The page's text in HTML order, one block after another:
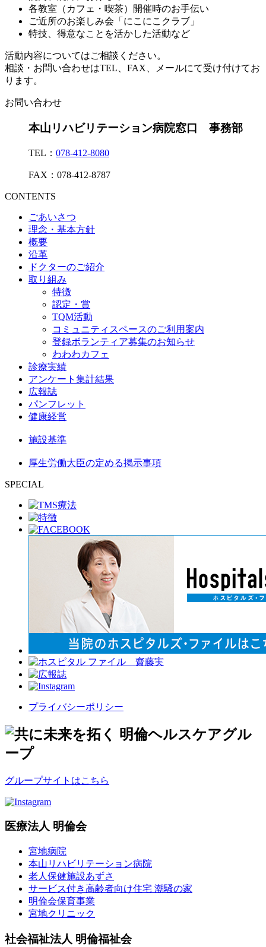
各教室（カフェ・喫茶）開催時のお手伝い
ご近所のお楽しみ会「にこにこクラブ」
特技、得意なことを活かした活動など
活動内容についてはご相談ください。
相談・お問い合わせはTEL、FAX、メールにて受け付けてお
ります。
お問い合わせ
本山リハビリテーション病院窓口 事務部
TEL： 078-412-8080
FAX：078-412-8787
CONTENTS
ごあいさつ
理念・基本方針
概要
沿革
ドクターのご紹介
取り組み
特徴
認定・賞
TQM活動
コミュニティスペースのご利用案内
登録ボランティア募集のお知らせ
わわわカフェ
診療実績
アンケート集計結果
広報誌
パンフレット
健康経営
施設基準
厚生労働大臣の定める掲示事項
SPECIAL
プライバシーポリシー
グループサイトはこちら
医療法人 明倫会
宮地病院
本山リハビリテーション病院
老人保健施設あずさ
サービス付き高齢者向け住宅 潮騒の家
明倫会保育事業
宮地クリニック
社会福祉法人 明倫福祉会